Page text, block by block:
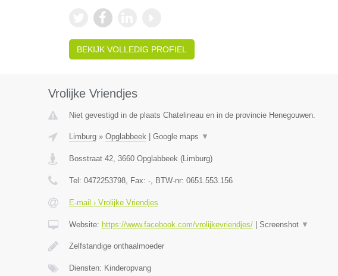
BEKIJK VOLLEDIG PROFIEL
Vrolijke Vriendjes
Niet gevestigd in de plaats Chatelineau en in de provincie Henegouwen.
Limburg» Opglabbeek| Google maps ▼
Bosstraat 42, 3660 Opglabbeek(Limburg)
Tel: 0472253798, Fax: -, BTW-nr: 0651.553.156
E-mail › Vrolijke Vriendjes
Website: https://www.facebook.com/vrolijkevriendjes/| Screenshot ▼
Zelfstandige onthaalmoeder
Diensten: Kinderopvang